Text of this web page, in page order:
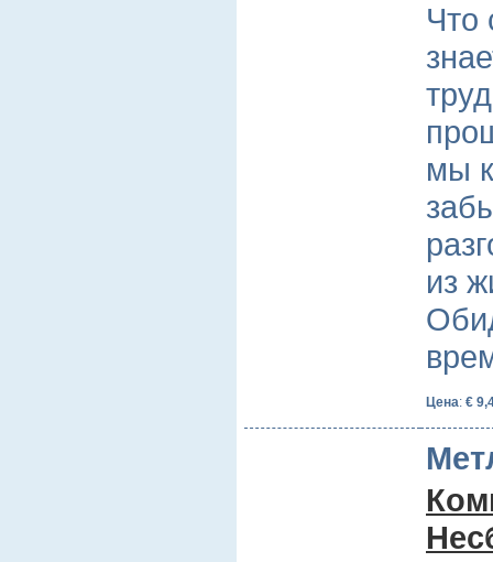
Что
мы
из
Цена: €